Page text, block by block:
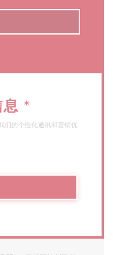
*
们的个性化通讯和营销优